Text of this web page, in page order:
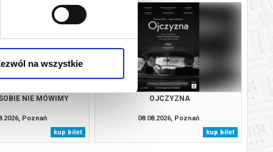
na wszystkie
NIE MÓWIMY
Poznań
kup bilet
OJCZYZNA
08.08.2026, Poznań
kup bilet